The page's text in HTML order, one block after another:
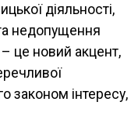
діяльності,
недопущення
це новий акцент,
законом інтересу,